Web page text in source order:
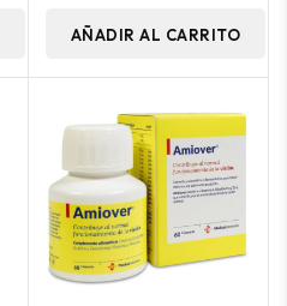
AÑADIR AL CARRITO